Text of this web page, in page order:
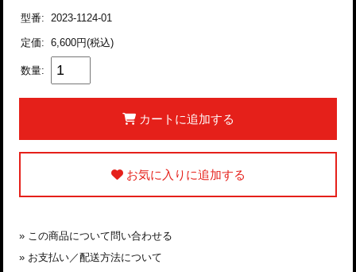
型番: 2023-1124-01
定価: 6,600円(税込)
数量:
カートに追加する
お気に入りに追加する
» この商品について問い合わせる
» お支払い／配送方法について